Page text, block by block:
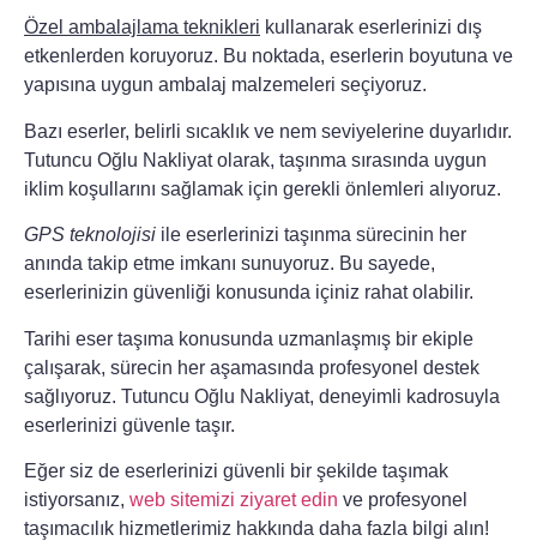
Özel ambalajlama teknikleri kullanarak eserlerinizi dış
etkenlerden koruyoruz. Bu noktada, eserlerin boyutuna ve
yapısına uygun ambalaj malzemeleri seçiyoruz.
Bazı eserler, belirli sıcaklık ve nem seviyelerine duyarlıdır.
Tutuncu Oğlu Nakliyatolarak, taşınma sırasında uygun
iklim koşullarını sağlamak için gerekli önlemleri alıyoruz.
GPS teknolojisi ile eserlerinizi taşınma sürecinin her
anında takip etme imkanı sunuyoruz. Bu sayede,
eserlerinizin güvenliği konusunda içiniz rahat olabilir.
Tarihi eser taşıma konusunda uzmanlaşmış bir ekiple
çalışarak, sürecin her aşamasında profesyonel destek
sağlıyoruz. Tutuncu Oğlu Nakliyat, deneyimli kadrosuyla
eserlerinizi güvenle taşır.
Eğer siz de eserlerinizi güvenli bir şekilde taşımak
istiyorsanız, web sitemizi ziyaret edin ve profesyonel
taşımacılık hizmetlerimiz hakkında daha fazla bilgi alın!